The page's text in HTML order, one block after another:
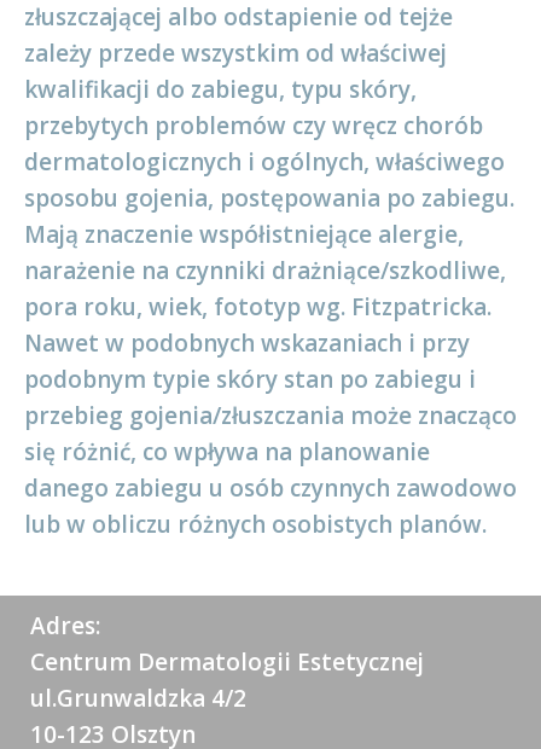
złuszczającej albo odstapienie od tejże
zależy przede wszystkim od właściwej
kwalifikacji do zabiegu, typu skóry,
przebytych problemów czy wręcz chorób
dermatologicznych i ogólnych, właściwego
sposobu gojenia, postępowania po zabiegu.
Mają znaczenie współistniejące alergie,
narażenie na czynniki drażniące/szkodliwe,
pora roku, wiek, fototyp wg. Fitzpatricka.
Nawet w podobnych wskazaniach i przy
podobnym typie skóry stan po zabiegu i
przebieg gojenia/złuszczania może znacząco
się różnić, co wpływa na planowanie
danego zabiegu u osób czynnych zawodowo
lub w obliczu różnych osobistych planów.
Adres:
Centrum Dermatologii Estetycznej
ul.Grunwaldzka 4/2
10-123 Olsztyn